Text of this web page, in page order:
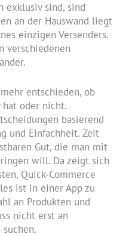
exklusiv sind, sind
an der Hauswand liegt
einzigen Versenders.
verschiedenen
entschieden, ob
hat oder nicht.
basierend
und Einfachheit. Zeit
Gut, die man mit
will. Da zeigt sich
Quick-Commerce
ist in einer App zu
an Produkten und
nicht erst an